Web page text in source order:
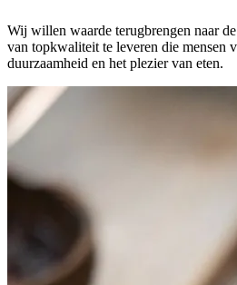
Wij willen waarde terugbrengen naar
van topkwaliteit te leveren die mensen
duurzaamheid en het plezier van eten.